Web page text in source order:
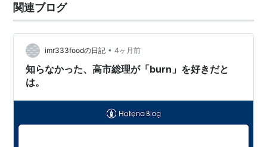
関連ブログ
imr333foodの日記 • 4ヶ月前
知らなかった、高市総理が「burn」を好きだと
は。